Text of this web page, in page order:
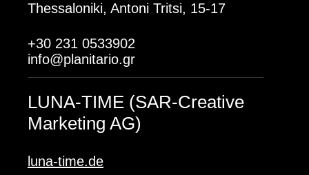
Thessaloniki, Antoni Tritsi, 15-17
+30 231 0533902
info@planitario.gr
LUNA-TIME (SAR-Creative
Marketing AG)
luna-time.de